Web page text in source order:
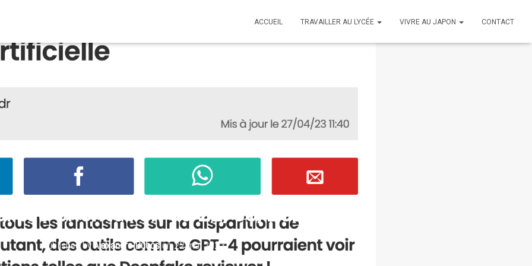
ACCUEIL TRAVAILLER AU LYCÉE VIVRE AU JAPON CONTACT
orientation du 22/05/2023
Published byAlexandre Duboson22 mai 2023